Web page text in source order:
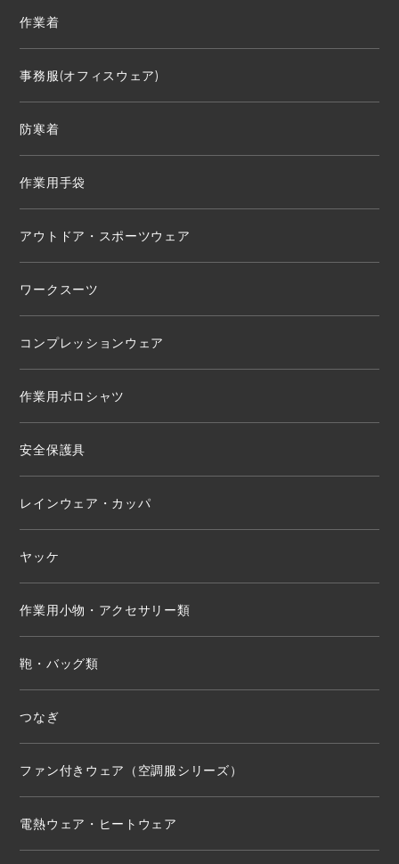
作業着
事務服(オフィスウェア)
防寒着
作業用手袋
アウトドア・スポーツウェア
ワークスーツ
コンプレッションウェア
作業用ポロシャツ
安全保護具
レインウェア・カッパ
ヤッケ
作業用小物・アクセサリー類
鞄・バッグ類
つなぎ
ファン付きウェア（空調服シリーズ）
電熱ウェア・ヒートウェア